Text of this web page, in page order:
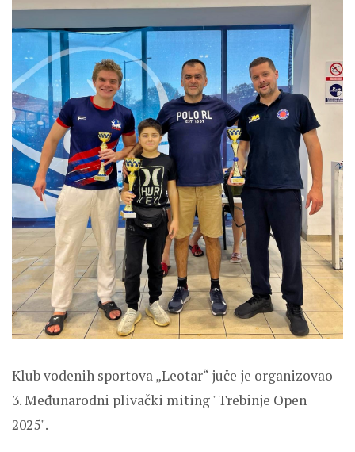
Klub vodenih sportova „Leotar“ juče je organizovao
3. Međunarodni plivački miting "Trebinje Open
2025".